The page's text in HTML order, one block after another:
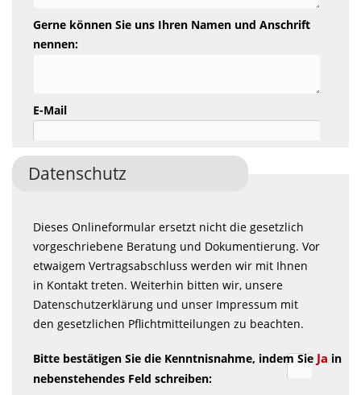
Gerne können Sie uns Ihren Namen und Anschrift
nennen:
E-Mail
Datenschutz
Dieses Onlineformular ersetzt nicht die gesetzlich
vorgeschriebene Beratung und Dokumentierung. Vor
etwaigem Vertragsabschluss werden wir mit Ihnen
in Kontakt treten. Weiterhin bitten wir, unsere
Datenschutzerklärung und unser Impressum mit
den gesetzlichen Pflichtmitteilungen zu beachten.
Bitte bestätigen Sie die Kenntnisnahme, indem Sie Ja in
nebenstehendes Feld schreiben: